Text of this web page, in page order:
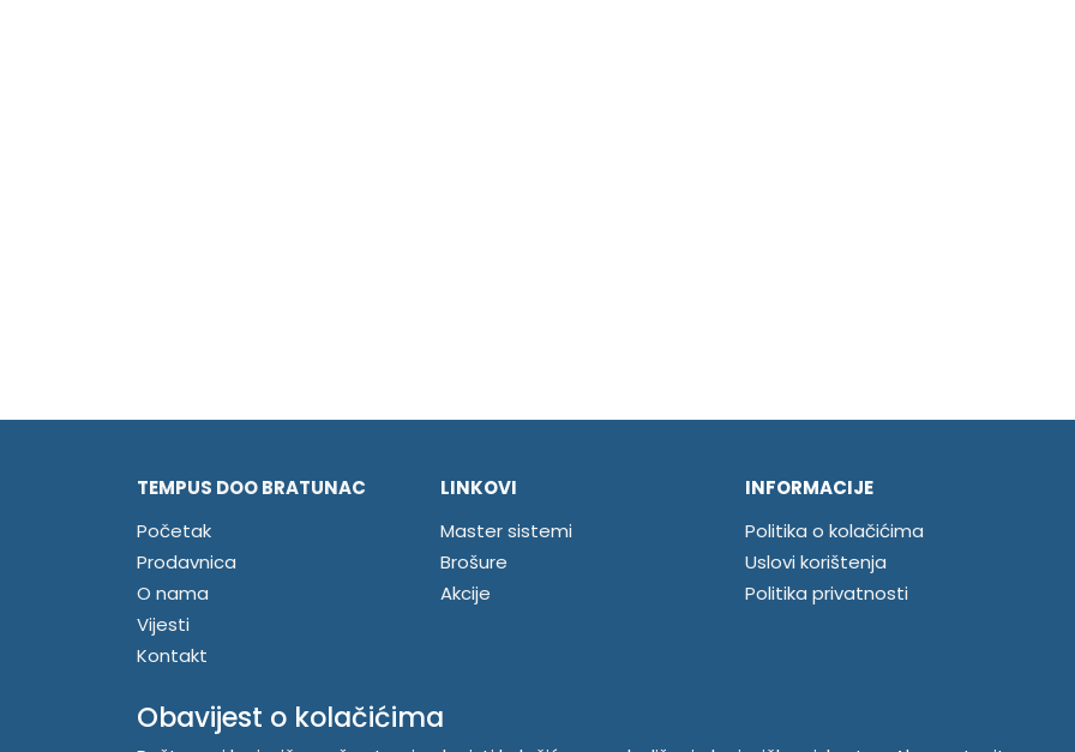
TEMPUS DOO BRATUNAC
Početak
Prodavnica
O nama
Vijesti
Kontakt
Prijavite se
LINKOVI
Master sistemi
Brošure
Akcije
INFORMACIJE
Politika o kolačićima
Uslovi korištenja
Politika privatnosti
Obavijest o kolačićima